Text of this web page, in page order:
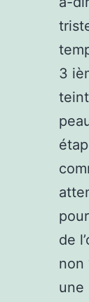
3
de
non
une